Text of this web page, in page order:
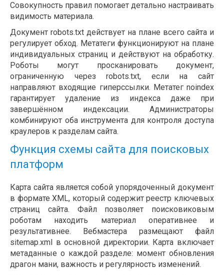
Совокупность правил помогает детально настраивать
видимость материала.
Документ robots.txt действует на плане всего сайта и
регулирует обход. Метатеги функционируют на плане
индивидуальных страниц и действуют на обработку.
Роботы могут просканировать документ,
ограниченную через robots.txt, если на сайт
направляют входящие гиперссылки. Метатег noindex
гарантирует удаление из индекса даже при
завершённом индексации. Администраторы
комбинируют оба инструмента для контроля доступа
краулеров к разделам сайта.
Функция схемы сайта для поисковых
платформ
Карта сайта является собой упорядоченный документ
в формате XML, который содержит реестр ключевых
страниц сайта. Файл позволяет поисковиковым
роботам находить материал оперативнее и
результативнее. Вебмастера размещают файл
sitemap.xml в основной директории. Карта включает
метаданные о каждой разделе: момент обновления
драгон мани, важность и регулярность изменений.